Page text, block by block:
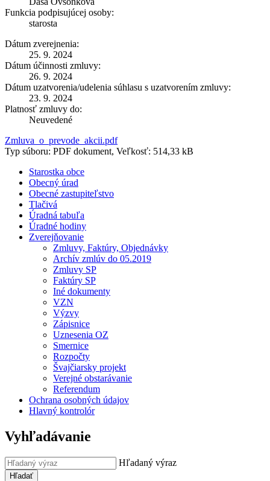
Funkcia podpisujúcej osoby:
starosta
Dátum zverejnenia:
25. 9. 2024
Dátum účinnosti zmluvy:
26. 9. 2024
Dátum uzatvorenia/udelenia súhlasu s uzatvorením zmluvy:
23. 9. 2024
Platnosť zmluvy do:
Neuvedené
Zmluva_o_prevode_akcii.pdf
Typ súboru: PDF dokument, Veľkosť: 514,33 kB
Starostka obce
Obecný úrad
Obecné zastupiteľstvo
Tlačivá
Úradná tabuľa
Úradné hodiny
Zverejňovanie
Zmluvy, Faktúry, Objednávky
Archív zmlúv do 05.2019
Zmluvy SP
Faktúry SP
Iné dokumenty
VZN
Výzvy
Zápisnice
Uznesenia OZ
Smernice
Rozpočty
Švajčiarsky projekt
Verejné obstarávanie
Referendum
Ochrana osobných údajov
Hlavný kontrolór
Vyhľadávanie
Hľadaný výraz
Hľadať